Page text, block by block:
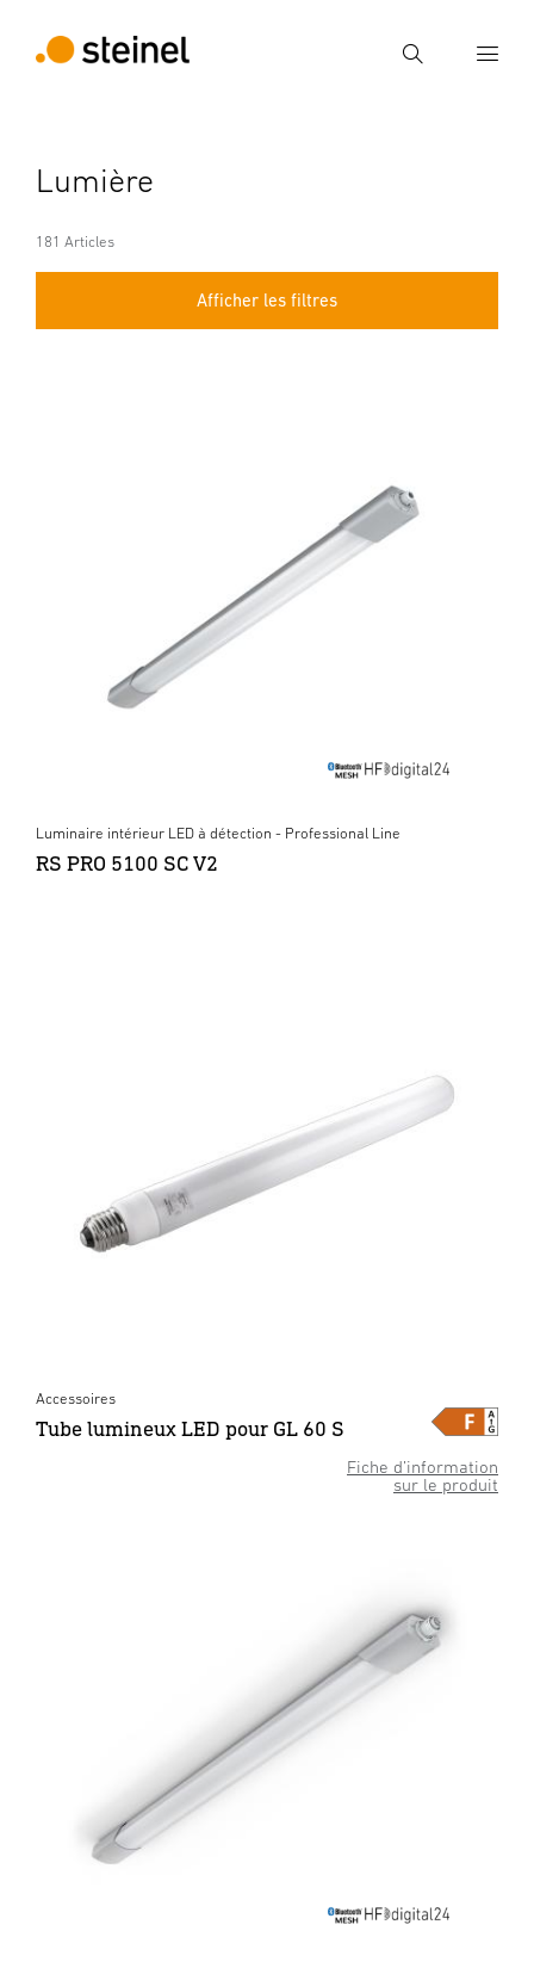
Recherche
Recherche
Lumière
181 Articles
Afficher les filtres
Luminaire intérieur LED à détection - Professional Line
RS PRO 5100 SC V2
Fiche d’information
sur le produit
Accessoires
Tube lumineux LED pour GL 60 S